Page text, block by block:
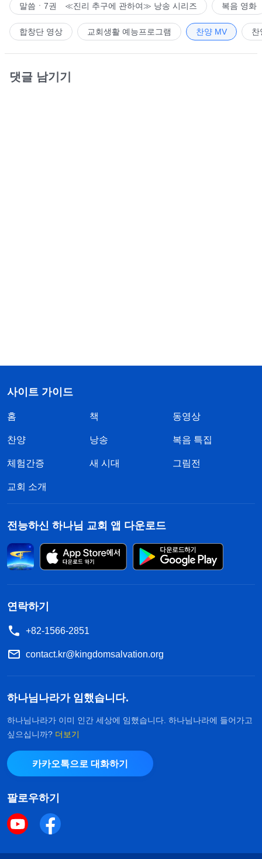
말씀ㆍ7권 ≪진리 추구에 관하여≫ 낭송 시리즈 복음 영화
합창단 영상 교회생활 예능프로그램 찬양 MV 찬
댓글 남기기
사이트 가이드
홈 책 동영상
찬양 낭송 복음 특집
체험간증 새 시대 그림전
교회 소개
전능하신 하나님 교회 앱 다운로드
연락하기
+82-1566-2851
contact.kr@kingdomsalvation.org
하나님나라가 임했습니다.
하나님나라가 이미 인간 세상에 임했습니다. 하나님나라에 들어가고
싶으십니까? 더보기
카카오톡으로 대화하기
팔로우하기